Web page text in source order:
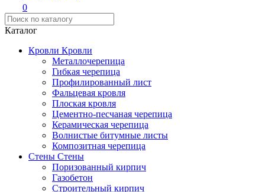
0
Каталог
Кровли Кровли
Металлочерепица
Гибкая черепица
Профилированный лист
Фальцевая кровля
Плоская кровля
Цементно-песчаная черепица
Керамическая черепица
Волнистые битумные листы
Композитная черепица
Стены Стены
Поризованный кирпич
Газобетон
Строительный кирпич